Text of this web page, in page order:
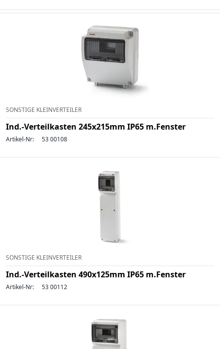
SONSTIGE KLEINVERTEILER
Ind.-Verteilkasten 245x215mm IP65 m.Fenster
Artikel-Nr: 53 00108
SONSTIGE KLEINVERTEILER
Ind.-Verteilkasten 490x125mm IP65 m.Fenster
Artikel-Nr: 53 00112